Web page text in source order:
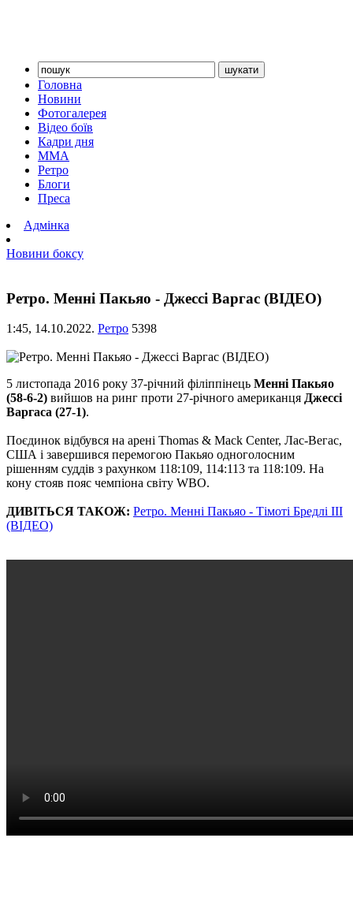
Головна
Новини
Фотогалерея
Відео боїв
Кадри дня
ММА
Ретро
Блоги
Преса
Адмінка
Новини боксу
Ретро. Менні Пакьяо - Джессі Варгас (ВІДЕО)
1:45, 14.10.2022. Ретро 5398
5 листопада 2016 року 37-річний філіппінець Менні Пакьяо
(58-6-2) вийшов на ринг проти 27-річного американця Джессі
Варгаса (27-1).
Поєдинок відбувся на арені Thomas & Mack Center, Лас-Вегас,
США і завершився перемогою Пакьяо одноголосним
рішенням суддів з рахунком 118:109, 114:113 та 118:109. На
кону стояв пояс чемпіона світу WBO.
ДИВІТЬСЯ ТАКОЖ: Ретро. Менні Пакьяо - Тімоті Бредлі ІІІ
(ВІДЕО)